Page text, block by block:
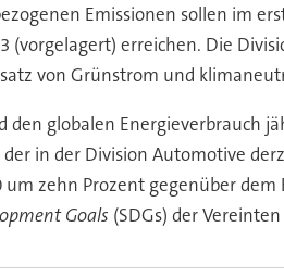
Emissionen sollen im
(vorgelagert) erreichen. Die
von Grünstrom und
globalen Energieverbrauch
in der Division Automotive
zehn Prozent gegenüber dem
Goals (SDGs) der